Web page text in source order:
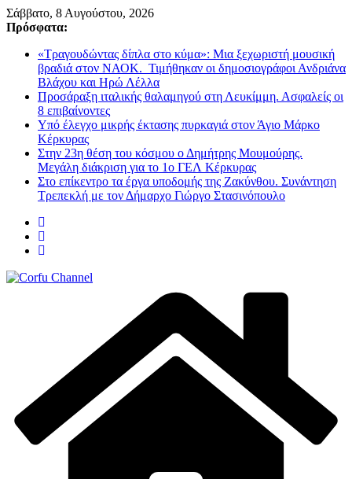
Μετάβαση
σε
Σάββατο, 8 Αυγούστου, 2026
Πρόσφατα:
«Τραγουδώντας δίπλα στο κύμα»: Μια ξεχωριστή μουσική
βραδιά στον ΝΑΟΚ. Τιμήθηκαν οι δημοσιογράφοι Ανδριάνα
Βλάχου και Ηρώ Λέλλα
Προσάραξη ιταλικής θαλαμηγού στη Λευκίμμη. Ασφαλείς οι
8 επιβαίνοντες
Υπό έλεγχο μικρής έκτασης πυρκαγιά στον Άγιο Μάρκο
Κέρκυρας
Στην 23η θέση του κόσμου ο Δημήτρης Μουμούρης.
Μεγάλη διάκριση για το 1ο ΓΕΛ Κέρκυρας
Στο επίκεντρο τα έργα υποδομής της Ζακύνθου. Συνάντηση
Τρεπεκλή με τον Δήμαρχο Γιώργο Στασινόπουλο